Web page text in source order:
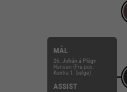
MÅL
26. Johán á Plógv
Hansen (Fra pos.
Kontra 1. bølge)
ASSIST